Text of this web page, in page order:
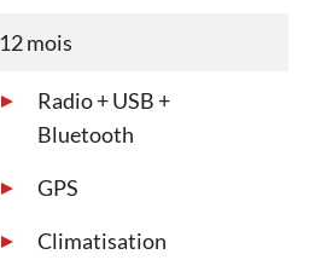
12 mois
Radio + USB +
Bluetooth
GPS
Climatisation